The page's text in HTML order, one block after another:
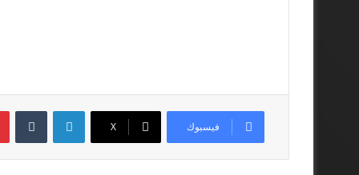
فيسبوك ‫X
لينكدإن